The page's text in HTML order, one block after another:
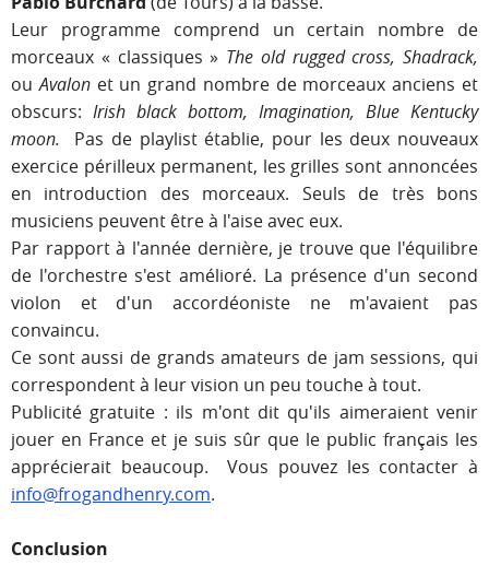
Leur programme comprend un certain nombre de
morceaux « classiques » The old rugged cross, Shadrack,
ou Avalonet un grand nombre de morceaux anciens et
obscurs: Irish black bottom, Imagination, Blue Kentucky
moon. Pas de playlist établie, pour les deux nouveaux
exercice périlleux permanent, les grilles sont annoncées
en introduction des morceaux. Seuls de très bons
musiciens peuvent être à l'aise avec eux.
Par rapport à l'année dernière, je trouve que l'équilibre
de l'orchestre s'est amélioré. La présence d'un second
violon et d'un accordéoniste ne m'avaient pas
convaincu.
Ce sont aussi de grands amateurs de jam sessions, qui
correspondent à leur vision un peu touche à tout.
Publicité gratuite : ils m'ont dit qu'ils aimeraient venir
jouer en France et je suis sûr que le public français les
apprécierait beaucoup. Vous pouvez les contacter à
info@frogandhenry.com.
Conclusion